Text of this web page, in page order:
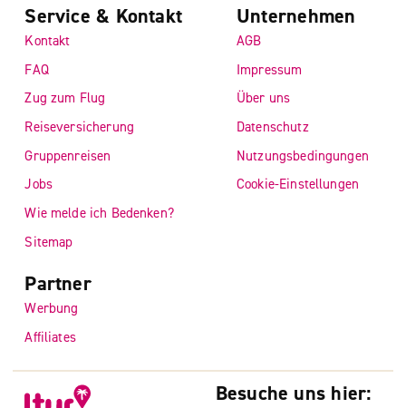
Service & Kontakt
Kontakt
FAQ
Zug zum Flug
Reiseversicherung
Gruppenreisen
Jobs
Wie melde ich Bedenken?
Sitemap
Unternehmen
AGB
Impressum
Über uns
Datenschutz
Nutzungsbedingungen
Cookie-Einstellungen
Partner
Werbung
Affiliates
Besuche uns hier: